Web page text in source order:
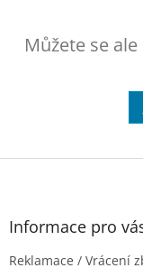
Můžete se
Z
Informace pro
Reklamace / Vrácení